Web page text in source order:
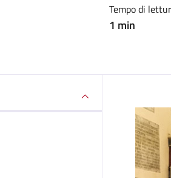
Tempo di
1 min